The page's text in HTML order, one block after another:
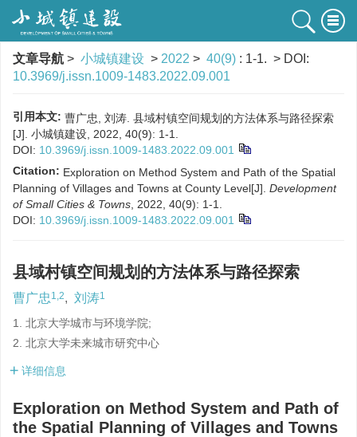
文章导航 > 小城镇建设 > 2022 > 40(9) : 1-1. > DOI:
10.3969/j.issn.1009-1483.2022.09.001
引用本文: 曹广忠, 刘涛. 县域村镇空间规划的方法体系与路径探索
[J]. 小城镇建设, 2022, 40(9): 1-1.
DOI: 10.3969/j.issn.1009-1483.2022.09.001
Citation: Exploration on Method System and Path of the Spatial
Planning of Villages and Towns at County Level[J]. Development
of Small Cities & Towns , 2022, 40(9): 1-1.
DOI: 10.3969/j.issn.1009-1483.2022.09.001
县域村镇空间规划的方法体系与路径探索
曹广忠 1,2, 刘涛1
1. 北京大学城市与环境学院;
2. 北京大学未来城市研究中心
详细信息
Exploration on Method System and Path of
the Spatial Planning of Villages and Towns